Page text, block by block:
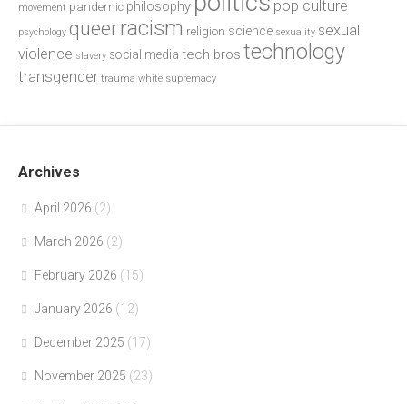
movement pandemic philosophy pop culture
psychology queerracism religion science sexuality sexual
violence slavery social media tech bros technology
transgender trauma white supremacy
Archives
April 2026 (2)
March 2026 (2)
February 2026 (15)
January 2026 (12)
December 2025 (17)
November 2025 (23)